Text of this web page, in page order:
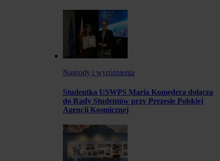
Nagrody i wyróżnienia
Studentka USWPS Maria Komędera dołącza
do Rady Studentów przy Prezesie Polskiej
Agencji Kosmicznej